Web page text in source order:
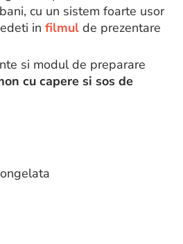
cu un sistem foarte usor
in filmul de prezentare
si modul de preparare
cu capere si sos de